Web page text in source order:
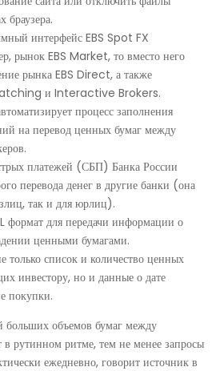
браузера.
интерфейс EBS Spot FX
рынок EBS Market, то вместо него
рынка EBS Direct, а также
и Interactive Brokers.
процесс заполнения
на перевод ценных бумаг между
платежей (СБП) Банка России
перевода денег в другие банки (она
так и для юрлиц).
формат для передачи информации о
ценными бумагами.
только список и количество ценных
инвестору, но и данные о дате
покупки.
больших объемов бумаг между
в рутинном ритме, тем не менее запросы
ежедневно, говорит источник в